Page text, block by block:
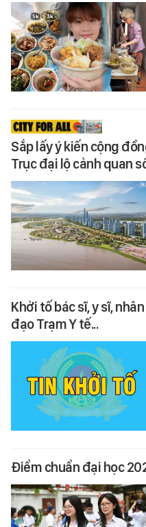
Sắp lấy ý kiến cộng
Trục đại lộ cảnh quan
Khởi tố bác sĩ, y sĩ,
đạo Trạm Y tế...
Điểm chuẩn đại học